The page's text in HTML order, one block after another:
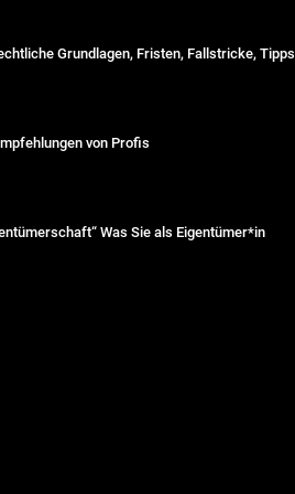
Grundlagen, Fristen, Fallstricke, Tipps
von Profis
Was Sie als Eigentümer*in